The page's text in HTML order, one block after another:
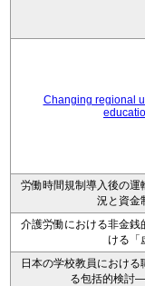
Changing regional
労働時間規制導入後の
況と資金
介護労働における非金銭
ける「
日本の学校教員におけ
る包括的検討